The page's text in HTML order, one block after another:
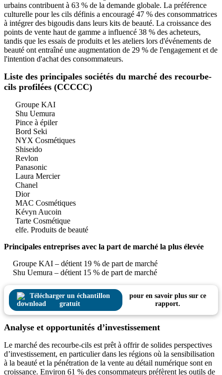
urbains contribuent à 63 % de la demande globale. La préférence
culturelle pour les cils définis a encouragé 47 % des consommatrices
à intégrer des bigoudis dans leurs kits de beauté. La croissance des
points de vente haut de gamme a influencé 38 % des acheteurs,
tandis que les essais de produits et les ateliers lors d'événements de
beauté ont entraîné une augmentation de 29 % de l'engagement et de
l'intention d'achat des consommateurs.
Liste des principales sociétés du marché des recourbe-
cils profilées (CCCCC)
Groupe KAI
Shu Uemura
Pince à épiler
Bord Seki
NYX Cosmétiques
Shiseido
Revlon
Panasonic
Laura Mercier
Chanel
Dior
MAC Cosmétiques
Kévyn Aucoin
Tarte Cosmétique
elfe. Produits de beauté
Principales entreprises avec la part de marché la plus élevée
Groupe KAI – détient 19 % de part de marché
Shu Uemura – détient 15 % de part de marché
Télécharger un échantillon
gratuit
pour en savoir plus sur ce
rapport.
Analyse et opportunités d’investissement
Le marché des recourbe-cils est prêt à offrir de solides perspectives
d’investissement, en particulier dans les régions où la sensibilisation
à la beauté et la pénétration de la vente au détail numérique sont en
croissance. Environ 61 % des consommateurs préfèrent les outils de